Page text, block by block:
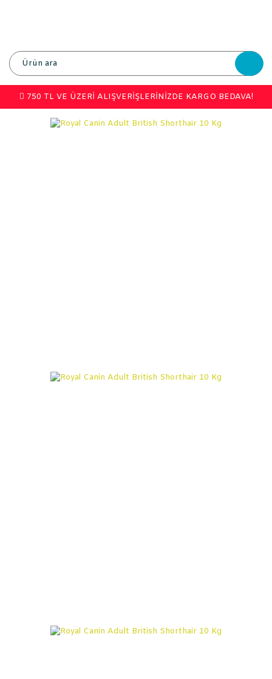
750 TL VE ÜZERİ ALIŞVERİŞLERİNİZDE KARGO BEDAVA!